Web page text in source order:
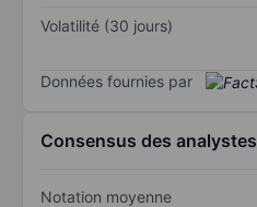
Volatilité (30 jours)
Données fournies par
Consensus des analystes
Notation moyenne